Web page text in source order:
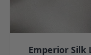
Emperior Silk